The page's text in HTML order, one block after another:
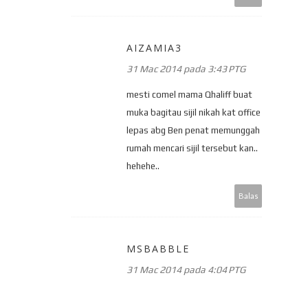
AIZAMIA3
31 Mac 2014 pada 3:43 PTG
mesti comel mama Qhaliff buat
muka bagitau sijil nikah kat office
lepas abg Ben penat memunggah
rumah mencari sijil tersebut kan..
hehehe..
Balas
MSBABBLE
31 Mac 2014 pada 4:04 PTG